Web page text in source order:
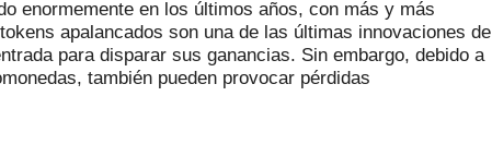
enormemente en los últimos años, con más y más
apalancados son una de las últimas innovaciones de
para disparar sus ganancias. Sin embargo, debido a
también pueden provocar pérdidas